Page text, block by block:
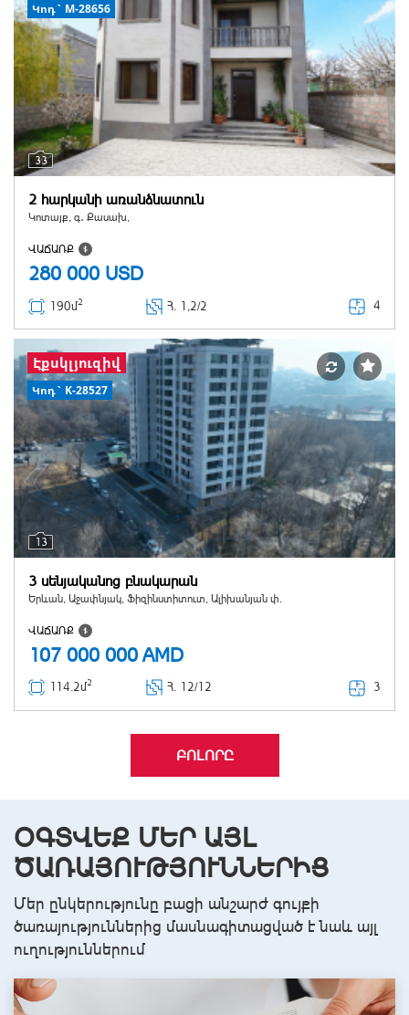
33
Կոդ` M-28656
2 հարկանի առանձնատուն
Կոտայք, գ․ Քասախ,
ՎԱՃԱՌՔ
280 000 USD
190մ2 Հ. 1,2/2 4
13
Կոդ` K-28527
Էքսկլյուզիվ
3 սենյականոց բնակարան
Երևան, Աջափնյակ, Ֆիզինստիտուտ, Ալիխանյան փ.
ՎԱՃԱՌՔ
107 000 000 AMD
114.2մ2 Հ. 12/12 3
ԲՈԼՈՐԸ
ՕԳՏՎԵՔ ՄԵՐ ԱՅԼ
ԾԱՌԱՅՈՒԹՅՈՒՆՆԵՐԻՑ
Մեր ընկերությունը բացի անշարժ գույքի
ծառայություններից մասնագիտացված է նաև այլ
ուղություններում